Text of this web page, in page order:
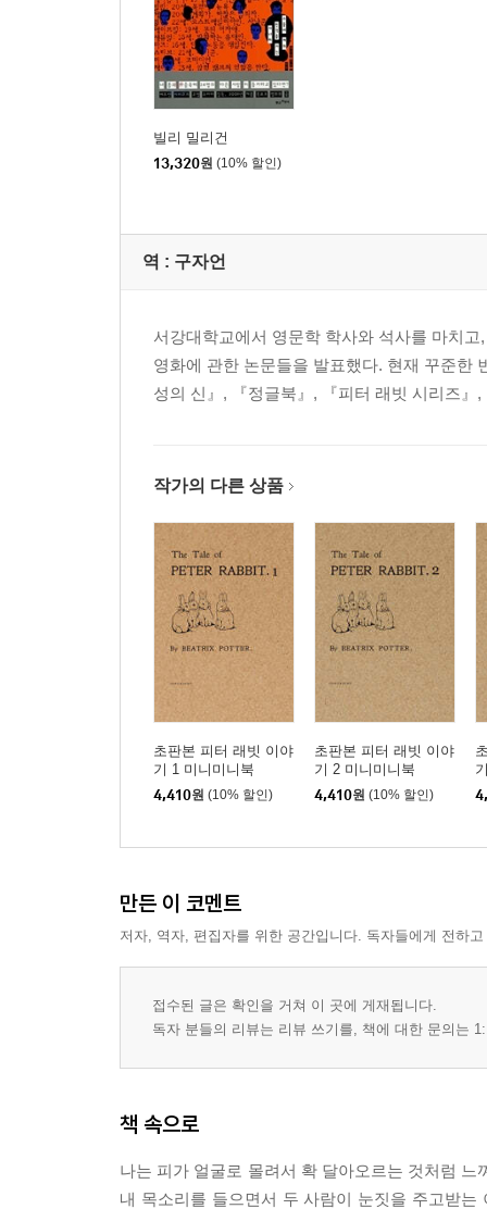
빌리 밀리건
13,320원 (10% 할인)
역 : 구자언
서강대학교에서 영문학 학사와 석사를 마치
영화에 관한 논문들을 발표했다. 현재 꾸준한
성의 신』, 『정글북』, 『피터 래빗 시리즈
작가의 다른 상품
초판본 피터 래빗 이야
기 1 미니미니북
4,410원 (10% 할인)
초판본 피터 래빗 이야
기 2 미니미니북
4,410원 (10% 할인)
만든 이 코멘트
저자, 역자, 편집자를 위한 공간입니다. 독자들에게 전하
접수된 글은 확인을 거쳐 이 곳에 게재됩니다.
독자 분들의 리뷰는 리뷰 쓰기를, 책에 대한 문의는
책 속으로
나는 피가 얼굴로 몰려서 확 달아오르는 것처럼
내 목소리를 들으면서 두 사람이 눈짓을 주고받